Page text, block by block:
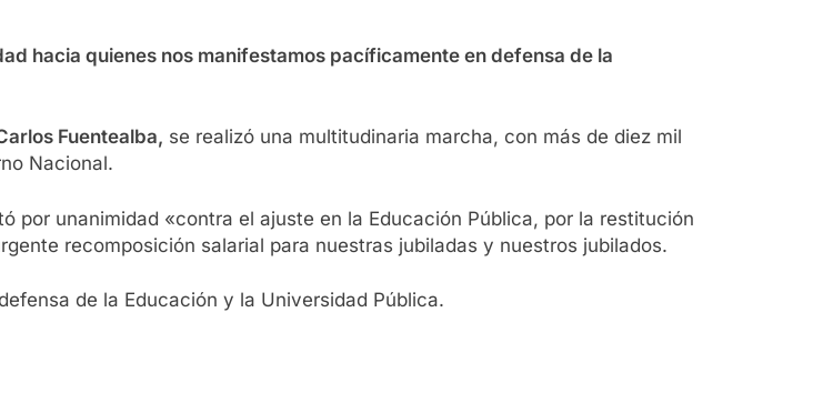
hacia quienes nos manifestamos pacíficamente en defensa de la
Fuentealba, se realizó una multitudinaria marcha, con más de diez mil
Nacional.
por unanimidad «contra el ajuste en la Educación Pública, por la restitución
recomposición salarial para nuestras jubiladas y nuestros jubilados.
de la Educación y la Universidad Pública.